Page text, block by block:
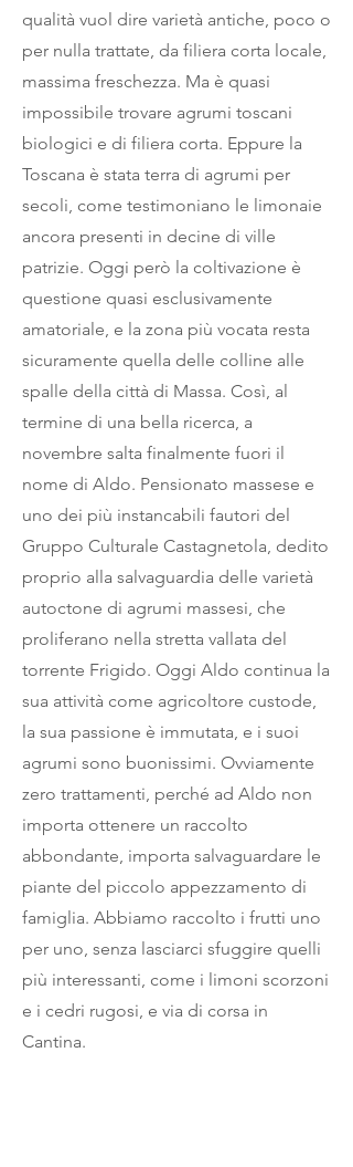
qualità vuol dire varietà antiche, poco o
per nulla trattate, da filiera corta locale,
massima freschezza. Ma è quasi
impossibile trovare agrumi toscani
biologici e di filiera corta. Eppure la
Toscana è stata terra di agrumi per
secoli, come testimoniano le limonaie
ancora presenti in decine di ville
patrizie. Oggi però la coltivazione è
questione quasi esclusivamente
amatoriale, e la zona più vocata resta
sicuramente quella delle colline alle
spalle della città di Massa. Così, al
termine di una bella ricerca, a
novembre salta finalmente fuori il
nome di Aldo. Pensionato massese e
uno dei più instancabili fautori del
Gruppo Culturale Castagnetola, dedito
proprio alla salvaguardia delle varietà
autoctone di agrumi massesi, che
proliferano nella stretta vallata del
torrente Frigido. Oggi Aldo continua la
sua attività come agricoltore custode,
la sua passione è immutata, e i suoi
agrumi sono buonissimi. Ovviamente
zero trattamenti, perché ad Aldo non
importa ottenere un raccolto
abbondante, importa salvaguardare le
piante del piccolo appezzamento di
famiglia. Abbiamo raccolto i frutti uno
per uno, senza lasciarci sfuggire quelli
più interessanti, come i limoni scorzoni
e i cedri rugosi, e via di corsa in
Cantina.